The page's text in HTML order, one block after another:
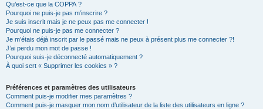
Qu’est-ce que la COPPA ?
Pourquoi ne puis-je pas m’inscrire ?
Je suis inscrit mais je ne peux pas me connecter !
Pourquoi ne puis-je pas me connecter ?
Je m’étais déjà inscrit par le passé mais ne peux à présent plus me connecter ?!
J’ai perdu mon mot de passe !
Pourquoi suis-je déconnecté automatiquement ?
À quoi sert « Supprimer les cookies » ?
Préférences et paramètres des utilisateurs
Comment puis-je modifier mes paramètres ?
Comment puis-je masquer mon nom d’utilisateur de la liste des utilisateurs en ligne ?